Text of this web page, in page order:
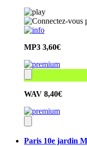
MP3 3,60€
WAV 8,40€
Paris 10e jardin